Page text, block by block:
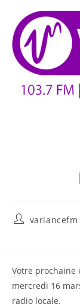
variancefm
Votre prochaine
mercredi 16
radio locale.